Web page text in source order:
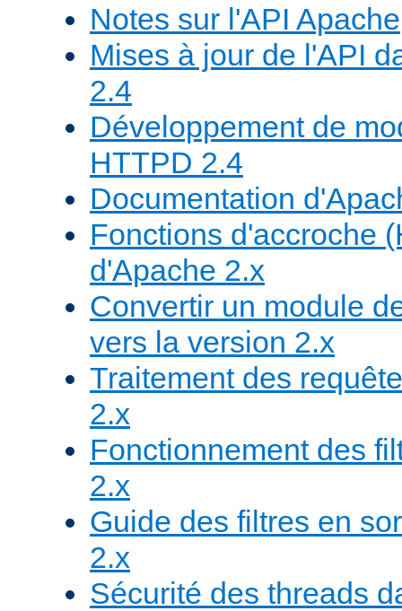
Notes sur l'API Apache
Mises à jour de l'API
2.4
Développement de
HTTPD 2.4
Documentation
Fonctions d'accroche
d'Apache 2.x
Convertir un module
vers la version 2.x
Traitement des
2.x
Fonctionnement des
2.x
Guide des filtres en
2.x
Sécurité des threads